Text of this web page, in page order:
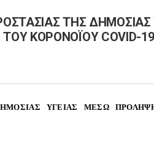
ΤΗΣ ΔΗΜΟΣΙΑΣ
ΚΟΡΟΝΟΪΟΥ COVID-
ΥΓΕΙΑΣ ΜΕΣΩ